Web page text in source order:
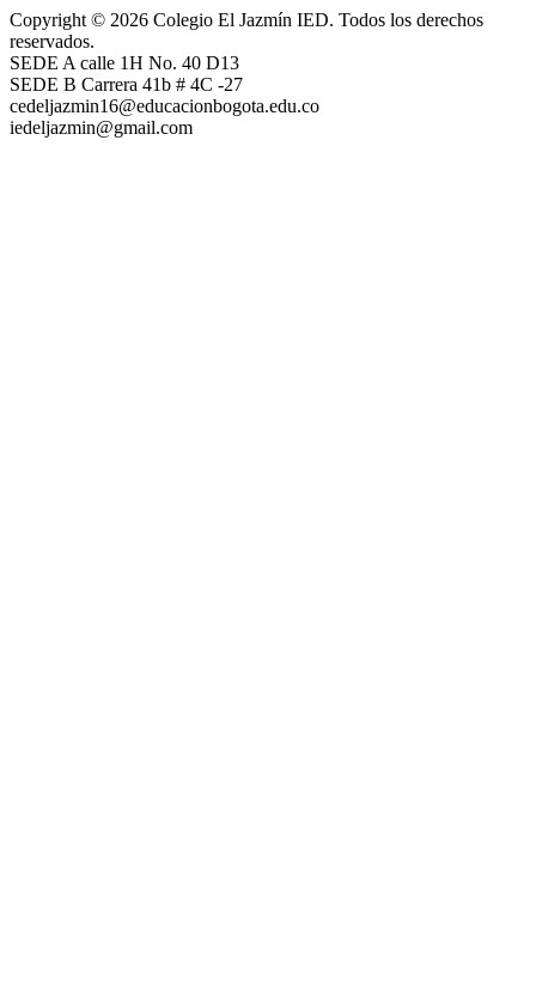
Copyright © 2026 Colegio El Jazmín IED. Todos los derechos
reservados.
SEDE A calle 1H No. 40 D13
SEDE B Carrera 41b # 4C -27
cedeljazmin16@educacionbogota.edu.co
iedeljazmin@gmail.com